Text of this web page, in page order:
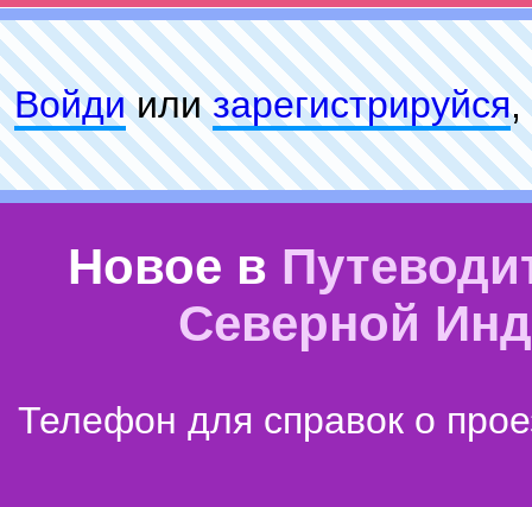
Войдиилизарeгиcтpируйся,
Новое в
Северной
Телефон для справок о